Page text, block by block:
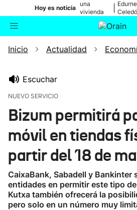
Hoy es noticia
una
vivienda
de Bilbao
Buscador
Ikusmiran
Eguraldia
Inicio Actualidad
Escuchar
NUEVO SERVICIO
Bizum permitirá
móvil en tiendas
partir del 18 de
CaixaBank, Sabadell y Bankinter
entidades en permitir este tipo
Kutxa también ofrecerá la
pero solo en un número muy